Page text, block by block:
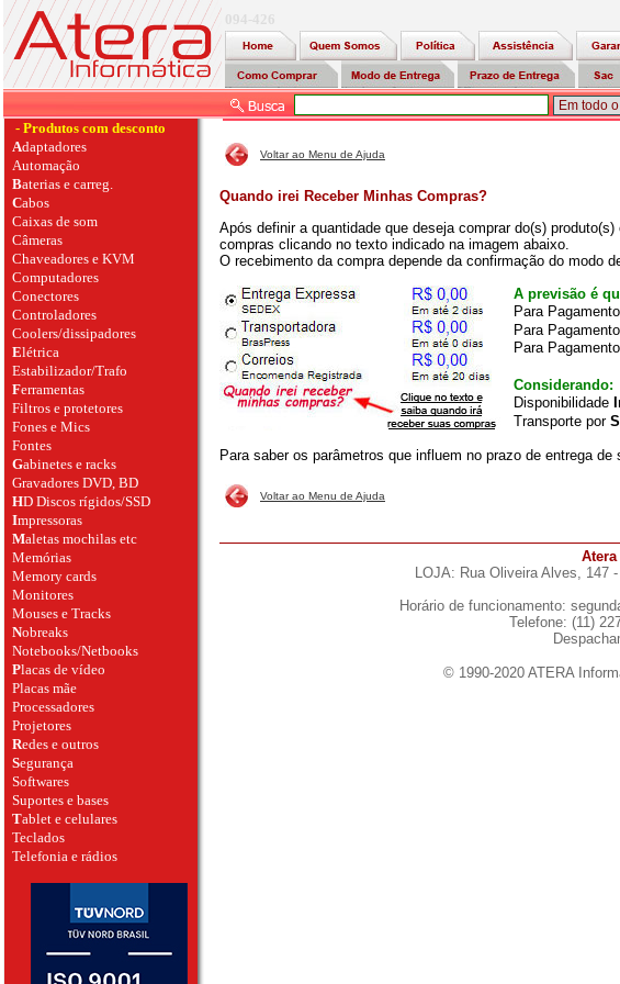
- Produtos com desconto
Adaptadores
Automação
Baterias e carreg.
Cabos
Caixas de som
Câmeras
Chaveadores e KVM
Computadores
Conectores
Controladores
Coolers/dissipadores
Elétrica
Estabilizador/Trafo
Ferramentas
Filtros e protetores
Fones e Mics
Fontes
Gabinetes e racks
Gravadores DVD, BD
HD Discos rígidos/SSD
Impressoras
Maletas mochilas etc
Memórias
Memory cards
Monitores
Mouses e Tracks
Nobreaks
Notebooks/Netbooks
Placas de vídeo
Placas mãe
Processadores
Projetores
Redes e outros
Segurança
Softwares
Suportes e bases
Tablet e celulares
Teclados
Telefonia e rádios
Voltar ao Menu de Ajuda
Quando irei Receber Minhas Compras?
Após definir a quantidade que deseja comprar do(s)
compras clicando no texto indicado na imagem abaixo.
O recebimento da compra depende da confirmação do modo
A previsão é
Para
Para
Para
Considerando:
Disponibilidade
Transporte por
Para saber os parâmetros que influem no prazo de entrega de
Voltar ao Menu de Ajuda
LOJA: Rua Oliveira Alves, 147
Horário de funcionamento:
Telefone: (11)
© 1990-2020 ATERA